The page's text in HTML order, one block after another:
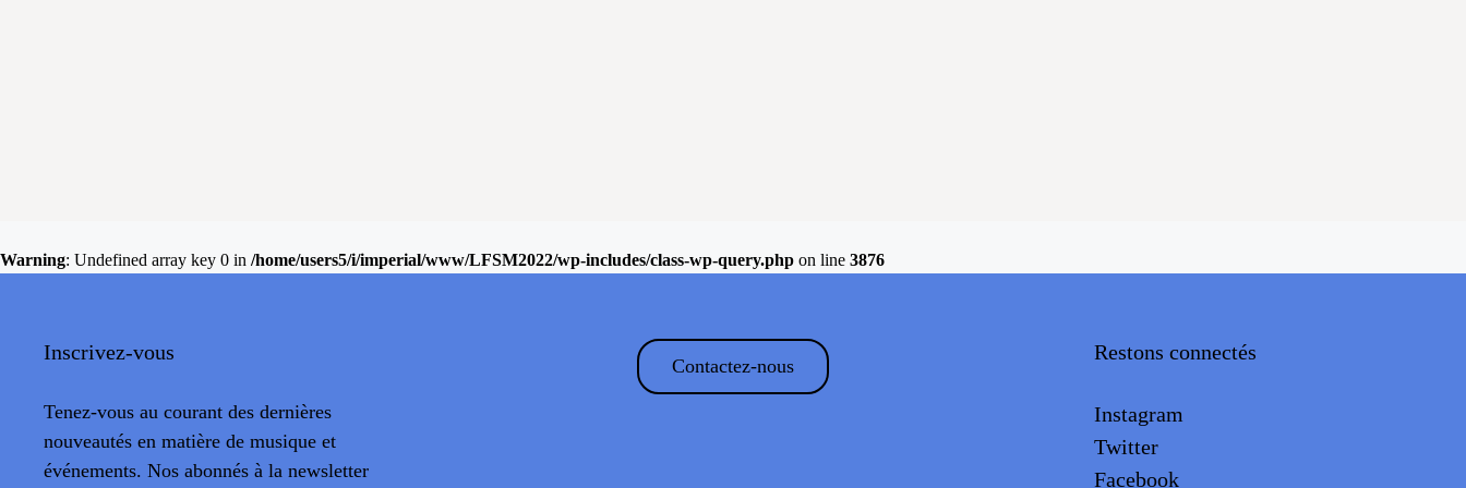
Warning: Undefined array key 0 in /home/users5/i/imperial/www/LFSM2022/wp-includes/class-wp-query.php on line 3876
Inscrivez-vous
Tenez-vous au courant des dernières
nouveautés en matière de musique et
événements. Nos abonnés à la newsletter
Contactez-nous
Restons connectés
Instagram
Twitter
Facebook